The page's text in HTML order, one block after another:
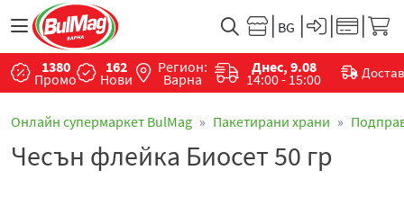
1380
Промо
162
Нови
Регион:
Варна
Днес, 9.08
14:00 - 15:00
Онлайн супермаркет BulMag Пакетирани храни
Чесън флейка Биосет 50 гр